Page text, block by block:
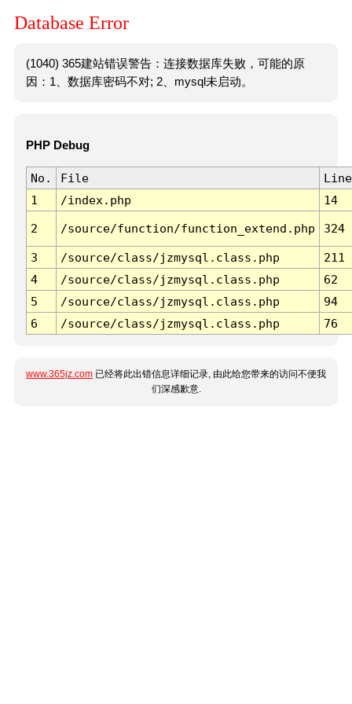
Database Error
(1040) 365建站错误警告：连接数据库失败，可能的原
因：1、数据库密码不对; 2、mysql未启动。
PHP Debug
No. File
Line
1
/index.php 14
2 /source/function/function_extend.php 324
3 /source/class/jzmysql.class.php
211
4
/source/class/jzmysql.class.php
62
5
/source/class/jzmysql.class.php
94
6
/source/class/jzmysql.class.php 76
www.365jz.com 已经将此出错信息详细记录, 由此给您带来的访问不便我
们深感歉意.